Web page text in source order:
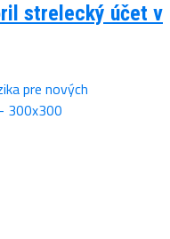
strelecký účet v